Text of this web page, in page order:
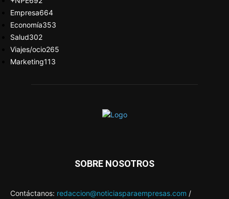
Empresa664
Economía353
Salud302
Viajes/ocio265
Marketing113
SOBRE NOSOTROS
Contáctanos: redaccion@noticiasparaempresas.com /